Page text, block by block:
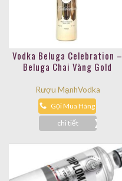
Vodka Beluga Celebration –
Beluga Chai Vàng Gold
Rượu MạnhVodka
Gọi Mua Hàng
chi tiết